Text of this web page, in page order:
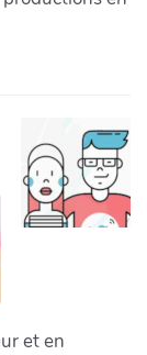
et en